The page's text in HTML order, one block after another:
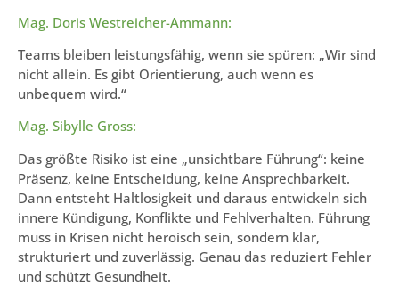
Mag. Doris Westreicher-Ammann:
Teams bleiben leistungsfähig, wenn sie spüren: „Wir sind
nicht allein. Es gibt Orientierung, auch wenn es
unbequem wird.“
Mag. Sibylle Gross:
Das größte Risiko ist eine „unsichtbare Führung“: keine
Präsenz, keine Entscheidung, keine Ansprechbarkeit.
Dann entsteht Haltlosigkeit und daraus entwickeln sich
innere Kündigung, Konflikte und Fehlverhalten. Führung
muss in Krisen nicht heroisch sein, sondern klar,
strukturiert und zuverlässig. Genau das reduziert Fehler
und schützt Gesundheit.